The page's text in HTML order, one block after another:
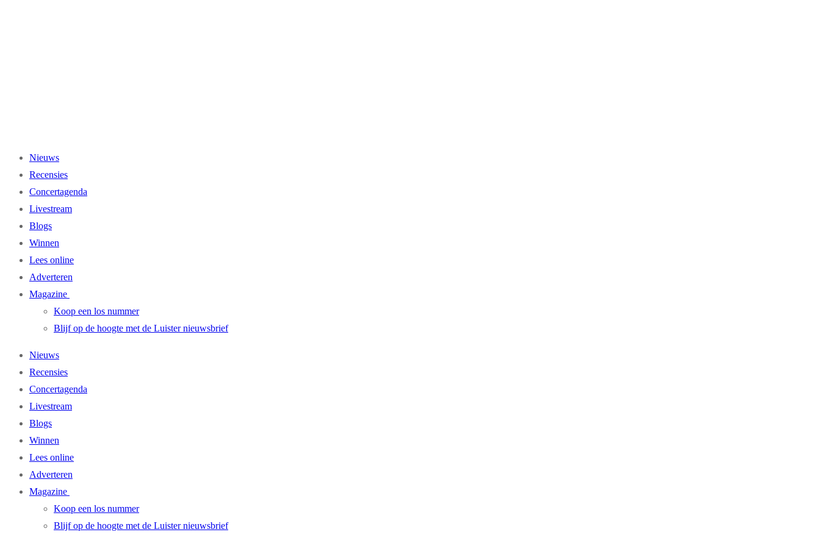
Nieuws
Recensies
Concertagenda
Livestream
Blogs
Winnen
Lees online
Adverteren
Magazine
Koop een los nummer
Blijf op de hoogte met de Luister nieuwsbrief
Nieuws
Recensies
Concertagenda
Livestream
Blogs
Winnen
Lees online
Adverteren
Magazine
Koop een los nummer
Blijf op de hoogte met de Luister nieuwsbrief